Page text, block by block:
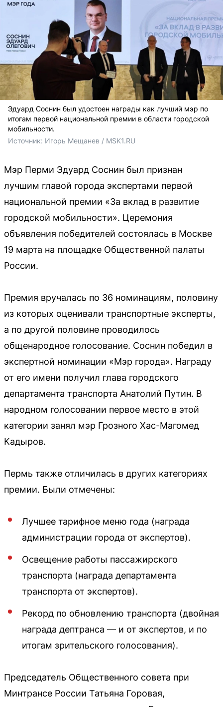
Эдуард Соснин был удостоен награды как лучший мэр по
итогам первой национальной премии в области городской
мобильности.
Источник: Игорь Мещанев / MSK1.RU
Мэр Перми Эдуард Соснин был признан
лучшим главой города экспертами первой
национальной премии «За вклад в развитие
городской мобильности». Церемония
объявления победителей состоялась в Москве
19 марта на площадке Общественной палаты
России.
Премия вручалась по 36 номинациям, половину
из которых оценивали транспортные эксперты,
а по другой половине проводилось
общенародное голосование. Соснин победил в
экспертной номинации «Мэр города». Награду
от его имени получил глава городского
департамента транспорта Анатолий Путин. В
народном голосовании первое место в этой
категории занял мэр Грозного Хас-Магомед
Кадыров.
Пермь также отличилась в других категориях
премии. Были отмечены:
Лучшее тарифное меню года (награда
администрации города от экспертов).
Освещение работы пассажирского
транспорта (награда департамента
транспорта от экспертов).
Рекорд по обновлению транспорта (двойная
награда дептранса — и от экспертов, и по
итогам зрительского голосования).
Председатель Общественного совета при
Минтрансе России Татьяна Горовая,